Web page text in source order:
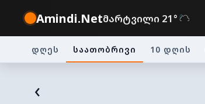
Amindi.Netმარტვილი 21°
დღეს საათობრივი 10 დღის
‹